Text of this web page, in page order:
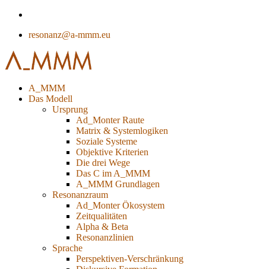
resonanz@a-mmm.eu
A_MMM
Das Modell
Ursprung
Ad_Monter Raute
Matrix & Systemlogiken
Soziale Systeme
Objektive Kriterien
Die drei Wege
Das C im A_MMM
A_MMM Grundlagen
Resonanzraum
Ad_Monter Ökosystem
Zeitqualitäten
Alpha & Beta
Resonanzlinien
Sprache
Perspektiven-Verschränkung